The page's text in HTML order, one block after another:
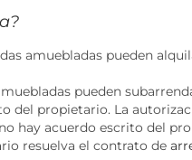
amuebladas pueden
pueden
del propietario. La
hay acuerdo escrito del
resuelva el contrato de